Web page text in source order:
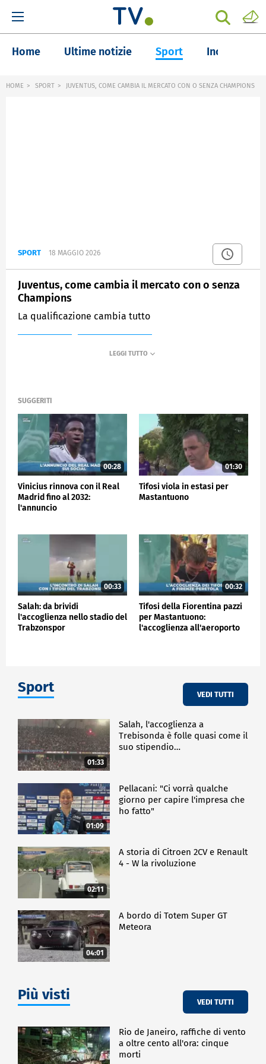
Home Ultime notizie Sport Inchieste
HOME SPORT JUVENTUS, COME CAMBIA IL MERCATO CON O SENZA CHAMPIONS
SPORT 18 MAGGIO 2026
Juventus, come cambia il mercato con o senza
Champions
La qualificazione cambia tutto
SUGGERITI
00:28
Vinicius rinnova con il Real
Madrid fino al 2032:
l'annuncio
01:30
Tifosi viola in estasi per
Mastantuono
00:33
Salah: da brividi
l'accoglienza nello stadio del
Trabzonspor
00:32
Tifosi della Fiorentina pazzi
per Mastantuono:
l'accoglienza all'aeroporto
Sport VEDI TUTTI
01:33
Salah, l'accoglienza a
Trebisonda è folle quasi come il
suo stipendio…
01:09
Pellacani: "Ci vorrà qualche
giorno per capire l'impresa che
ho fatto"
02:11
A storia di Citroen 2CV e Renault
4 - W la rivoluzione
04:01
A bordo di Totem Super GT
Meteora
Più visti VEDI TUTTI
Rio de Janeiro, raffiche di vento
a oltre cento all'ora: cinque
morti